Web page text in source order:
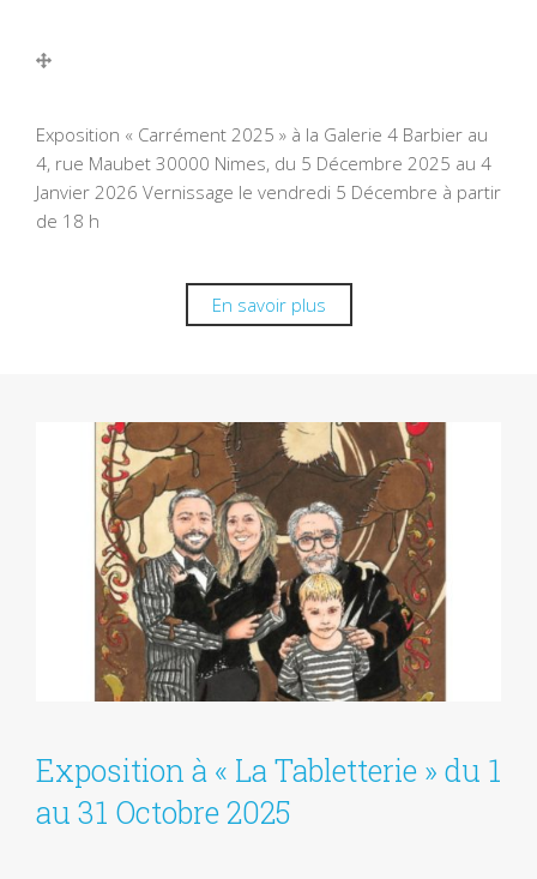
Exposition « Carrément 2025 » à la Galerie 4 Barbier au
4, rue Maubet 30000 Nimes, du 5 Décembre 2025 au 4
Janvier 2026 Vernissage le vendredi 5 Décembre à partir
de 18 h
En savoir plus
Exposition à « La Tabletterie » du 1
au 31 Octobre 2025